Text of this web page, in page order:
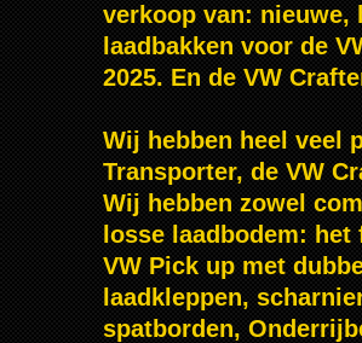
verkoop van: nieuwe,
laadbakken voor de
2025. En de VW
Wij hebben heel veel
Transporter, de VW
Wij hebben zowel
losse laadbodem:
VW Pick up met
laadkleppen,
spatborden,